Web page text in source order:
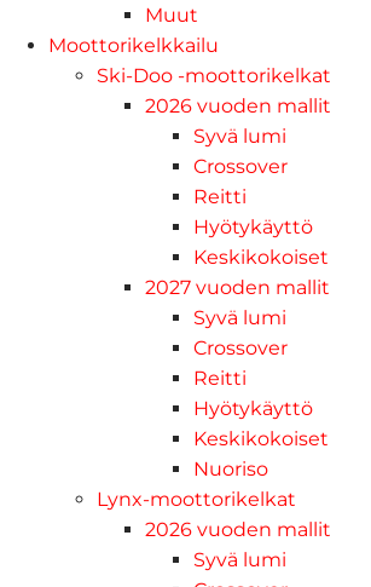
Muut
Moottorikelkkailu
Ski-Doo -moottorikelkat
2026 vuoden mallit
Syvä lumi
Crossover
Reitti
Hyötykäyttö
Keskikokoiset
2027 vuoden mallit
Syvä lumi
Crossover
Reitti
Hyötykäyttö
Keskikokoiset
Nuoriso
Lynx-moottorikelkat
2026 vuoden mallit
Syvä lumi